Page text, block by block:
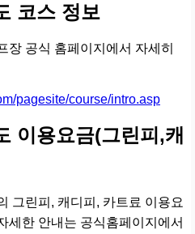
코스 정보
장 공식 홈페이지에서 자세히
pagesite/course/intro.asp
이용요금(그린피,캐
그린피, 캐디피, 카트료 이용요
세한 안내는 공식홈페이지에서